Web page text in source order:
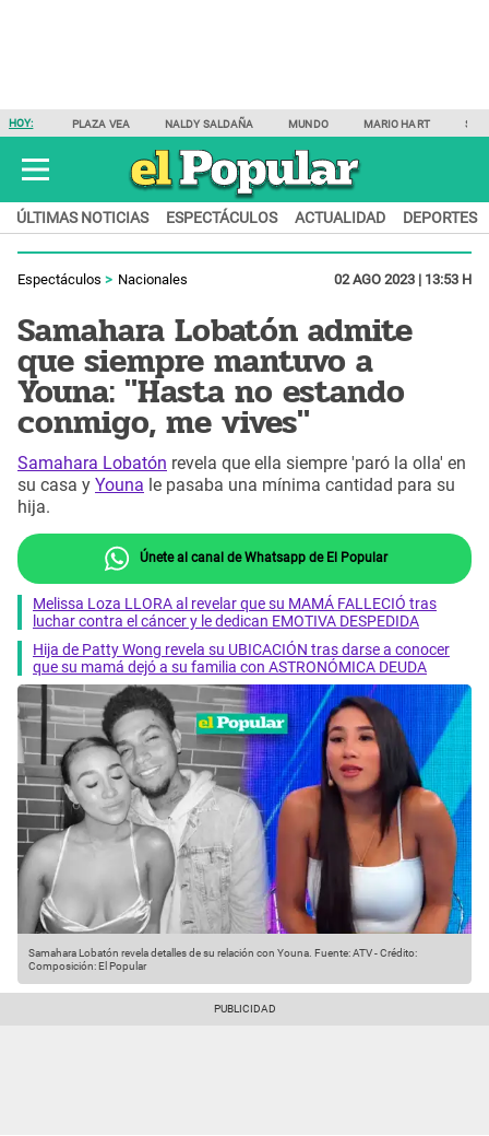
HOY: PLAZA VEA NALDY SALDAÑA MUNDO MARIO HART
ÚLTIMAS NOTICIAS ESPECTÁCULOS ACTUALIDAD DEPORTES
Espectáculos Nacionales 02 AGO 2023 | 13:53 H
Samahara Lobatón admite
que siempre mantuvo a
Youna: "Hasta no estando
conmigo, me vives"
Samahara Lobatón revela que ella siempre 'paró la olla' en
su casa y Youna le pasaba una mínima cantidad para su
hija.
Únete al canal de Whatsapp de El Popular
Melissa Loza LLORA al revelar que su MAMÁ FALLECIÓ tras
luchar contra el cáncer y le dedican EMOTIVA DESPEDIDA
Hija de Patty Wong revela su UBICACIÓN tras darse a conocer
que su mamá dejó a su familia con ASTRONÓMICA DEUDA
Samahara Lobatón revela detalles de su relación con Youna. Fuente: ATV-Crédito:
Composición: El Popular